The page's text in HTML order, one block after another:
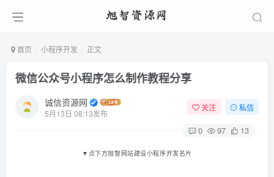
首页 小程序开发 正文
微信公众号小程序怎么制作教程分享
诚信资源网
5月13日 08:13发布
关注 私信
0 97 13
▼ 点下方旭智网站建设小程序开发名片